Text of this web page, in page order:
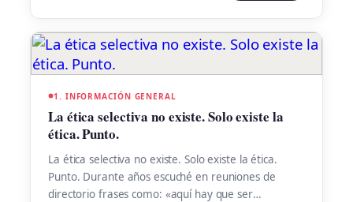
1. INFORMACIÓN GENERAL
La ética selectiva no existe. Solo existe la
ética. Punto.
La ética selectiva no existe. Solo existe la ética.
Punto. Durante años escuché en reuniones de
directorio frases como: «aquí hay que ser